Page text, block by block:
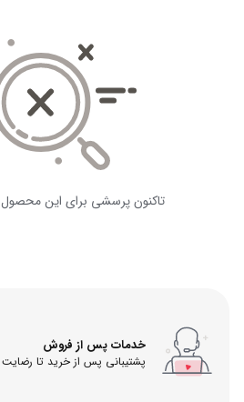
تاکنون پرسشی برای این
خدمات پس از فروش
پشتیبانی پس از خرید تا